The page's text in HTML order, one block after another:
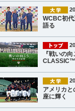
WCBC初
語る
『戦いの
CLASSIC™
アメリカ
座に輝く